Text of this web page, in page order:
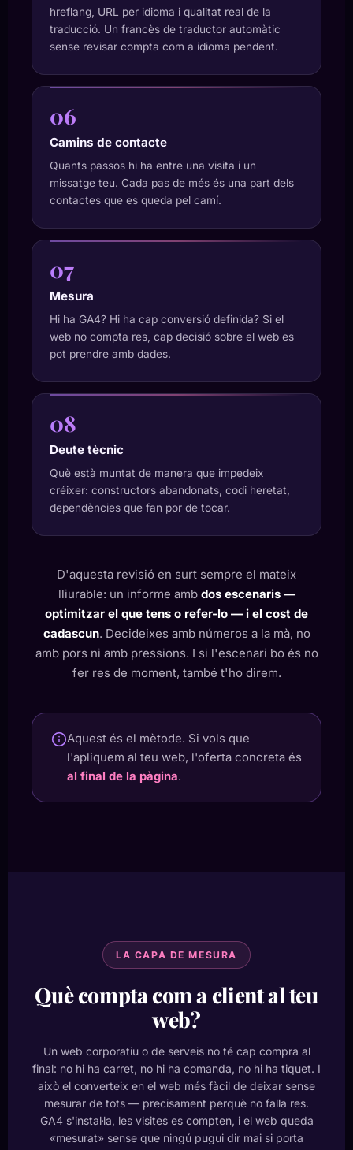
hreflang, URL per idioma i qualitat real de la
traducció. Un francès de traductor automàtic
sense revisar compta com a idioma pendent.
06
Camins de contacte
Quants passos hi ha entre una visita i un
missatge teu. Cada pas de més és una part dels
contactes que es queda pel camí.
07
Mesura
Hi ha GA4? Hi ha cap conversió definida? Si el
web no compta res, cap decisió sobre el web es
pot prendre amb dades.
08
Deute tècnic
Què està muntat de manera que impedeix
créixer: constructors abandonats, codi heretat,
dependències que fan por de tocar.
D'aquesta revisió en surt sempre el mateix
lliurable: un informe amb dos escenaris —
optimitzar el que tens o refer-lo — i el cost de
cadascun. Decideixes amb números a la mà, no
amb pors ni amb pressions. I si l'escenari bo és no
fer res de moment, també t'ho direm.
Aquest és el mètode. Si vols que
l'apliquem al teu web, l'oferta concreta és
al final de la pàgina.
LA CAPA DE MESURA
Què compta com a client al teu
web?
Un web corporatiu o de serveis no té cap compra al
final: no hi ha carret, no hi ha comanda, no hi ha tiquet. I
això el converteix en el web més fàcil de deixar sense
mesurar de tots — precisament perquè no falla res.
GA4 s'instal·la, les visites es compten, i el web queda
«mesurat» sense que ningú pugui dir mai si porta